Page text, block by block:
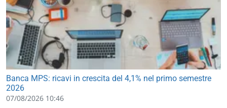
Banca MPS: ricavi in crescita del 4,1% nel primo semestre
2026
07/08/2026 10:46